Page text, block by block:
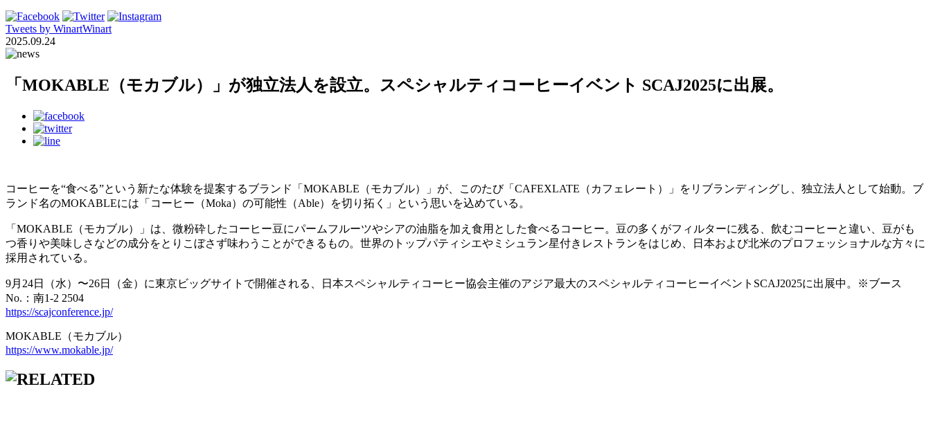
Tweets by WinartWinart
2025.09.24
「MOKABLE（モカブル）」が独立法人を設立。スペシャルティコーヒーイベント SCAJ2025に出展。
コーヒーを“食べる”という新たな体験を提案するブランド「MOKABLE（モカブル）」が、このたび「CAFEXLATE（カフェレート）」をリブランディングし、独立法人として始動。ブ
ランド名のMOKABLEには「コーヒー（Moka）の可能性（Able）を切り拓く」という思いを込めている。
「MOKABLE（モカブル）」は、微粉砕したコーヒー豆にパームフルーツやシアの油脂を加え食用とした食べるコーヒー。豆の多くがフィルターに残る、飲むコーヒーと違い、豆がも
つ香りや美味しさなどの成分をとりこぼさず味わうことができるもの。世界のトップパティシエやミシュラン星付きレストランをはじめ、日本および北米のプロフェッショナルな方々に
採用されている。
9月24日（水）〜26日（金）に東京ビッグサイトで開催される、日本スペシャルティコーヒー協会主催のアジア最大のスペシャルティコーヒーイベントSCAJ2025に出展中。※ブース
No.：南1-2 2504
https://scajconference.jp/
MOKABLE（モカブル）
https://www.mokable.jp/